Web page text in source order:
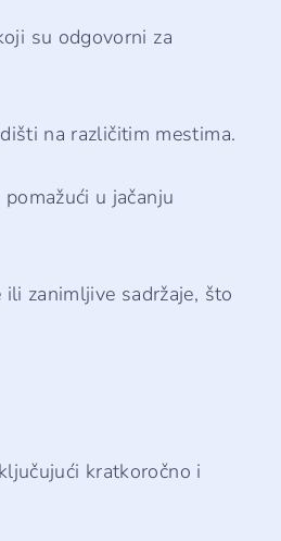
su odgovorni za
na različitim mestima.
u jačanju
zanimljive sadržaje, što
kratkoročno i